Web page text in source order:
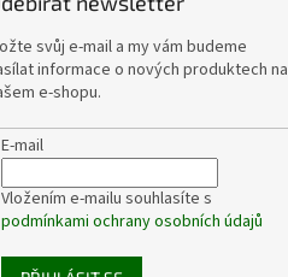
svůj e-mail a my vám budeme
informace o nových produktech na
e-shopu.
E-mail
Vložením e-mailu souhlasíte s
podmínkami ochrany osobních údajů